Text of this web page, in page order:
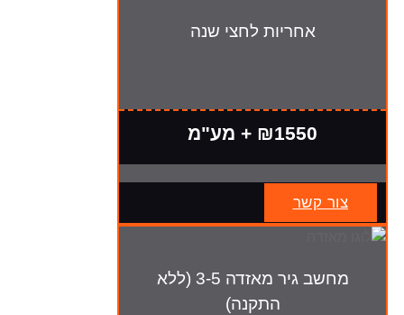
אחריות לחצי שנה
₪1550 + מע"מ
צור קשר
מחשב גיר מאזדה 3-5 (ללא
התקנה)